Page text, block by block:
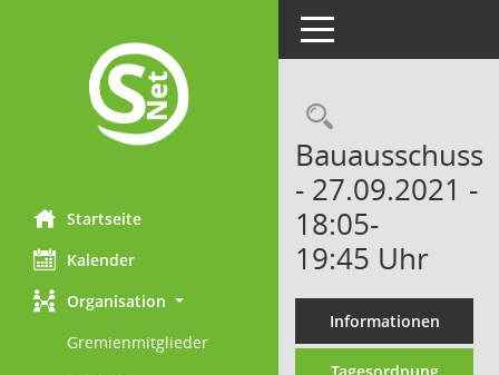
Startseite
Kalender
Organisation
Gremienmitglieder
Toggle navigation
Bauausschuss
- 27.09.2021 -
18:05-
19:45 Uhr
Informationen